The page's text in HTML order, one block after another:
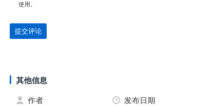
使用。
提交评论
其他信息
作者 发布日期